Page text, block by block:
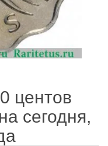
центов
сегодня,